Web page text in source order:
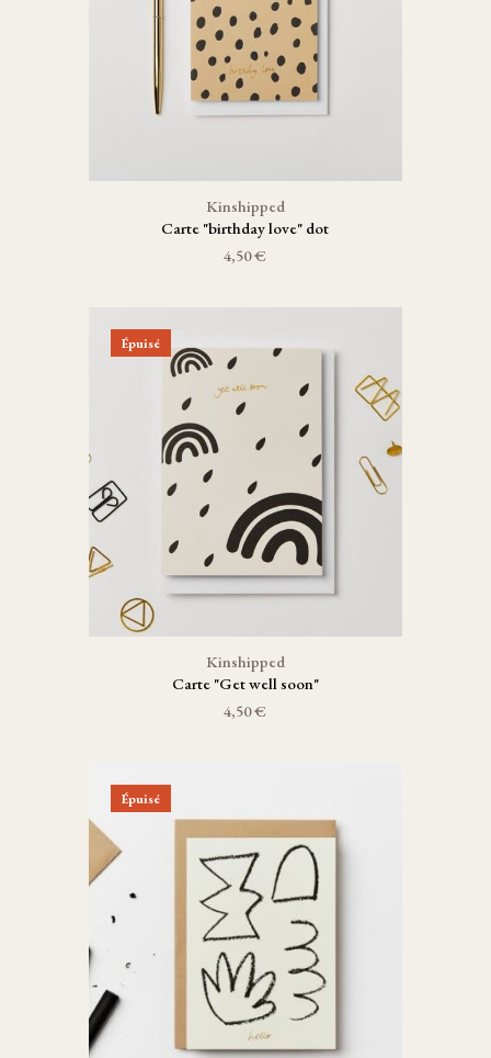
Kinshipped
Carte "birthday love" dot
4,50 €
Épuisé
Kinshipped
Carte "Get well soon"
4,50 €
Épuisé